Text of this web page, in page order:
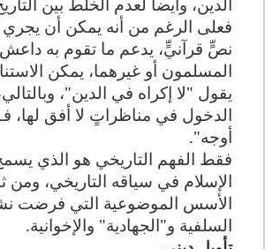
فعلى الرغم من أنه يمكن أن يجري
نصٍّ قرآنيٍّ، يدعم ما تقوم به
المسلمون أو غيرهما، يمكن
يقول "لا إكراه في الدين"،
الدخول في مناظراتٍ لا أفق لها،
أوجه".
فقط الفهم التاريخي هو الذي
الإسلام في سياقه التاريخي، ومن
الأسس الموضوعية التي فرضت
السلفية و"الجهادية" والإخوانية.